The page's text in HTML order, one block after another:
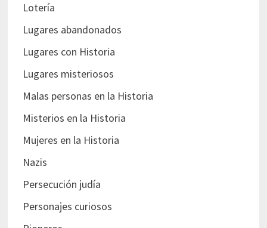
Lotería
Lugares abandonados
Lugares con Historia
Lugares misteriosos
Malas personas en la Historia
Misterios en la Historia
Mujeres en la Historia
Nazis
Persecución judía
Personajes curiosos